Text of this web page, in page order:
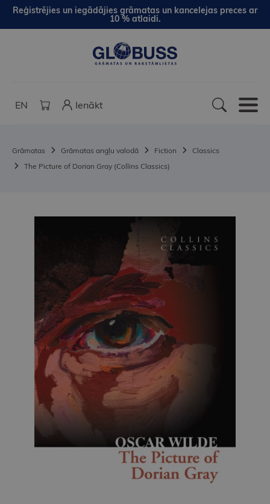
Reģistrējies un iegādājies grāmatas un kancelejas preces ar
10 % atlaidi.
EN Ienākt
Grāmatas Grāmatas angļu valodā Fiction
Classics
The Picture of Dorian Gray (Collins Classics)